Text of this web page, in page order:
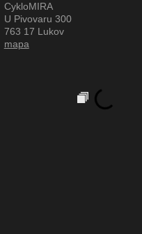
CykloMIRA
U Pivovaru 300
763 17 Lukov
mapa